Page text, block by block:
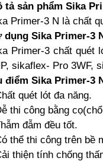
tả sản phẩm Sika
Primer-3 N là chất
dụng Sika Primer-3
Primer-3 chất quét
sikaflex- Pro 3WF,
điểm Sika Primer-3
quét lót đa năng.
thi công bằng
đẫm đều tốt.
thể thi công trên bề
thiện tính chống